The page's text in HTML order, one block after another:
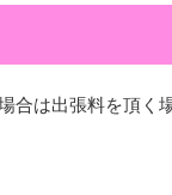
は出張料を頂く